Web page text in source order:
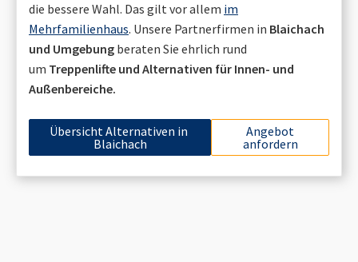
die bessere Wahl. Das gilt vor allem im
Mehrfamilienhaus. Unsere Partnerfirmen in Blaichach
und Umgebung beraten Sie ehrlich rund
um Treppenlifte und Alternativen für Innen- und
Außenbereiche.
Übersicht Alternativen in
Blaichach
Angebot
anfordern